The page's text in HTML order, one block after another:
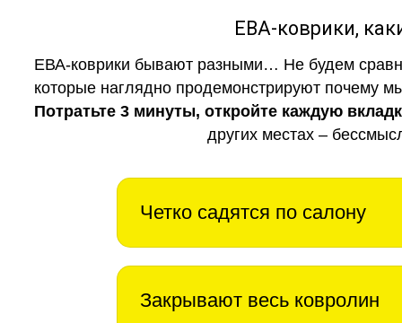
ЕВА-коврики,
ЕВА-коврики бывают разными… Не будем
которые наглядно продемонстрируют почему
Потратьте 3 минуты, откройте каждую
других местах –
Четко садятся по салону
Закрывают весь ковролин